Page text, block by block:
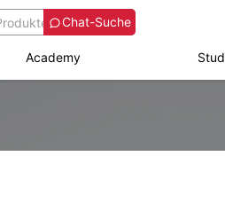
Chat-Suche
Academy